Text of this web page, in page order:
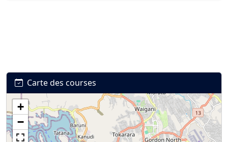
Carte des courses
+
−